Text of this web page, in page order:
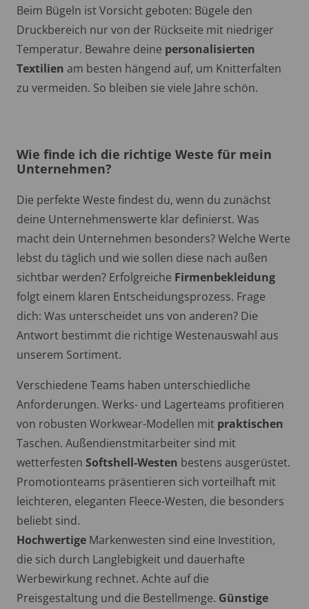
Beim Bügeln ist Vorsicht geboten: Bügele den
Druckbereich nur von der Rückseite mit niedriger
Temperatur. Bewahre deine personalisierten
Textilien am besten hängend auf, um Knitterfalten
zu vermeiden. So bleiben sie viele Jahre schön.
Wie finde ich die richtige Weste für mein
Unternehmen?
Die perfekte Weste findest du, wenn du zunächst
deine Unternehmenswerte klar definierst. Was
macht dein Unternehmen besonders? Welche Werte
lebst du täglich und wie sollen diese nach außen
sichtbar werden? Erfolgreiche Firmenbekleidung
folgt einem klaren Entscheidungsprozess. Frage
dich: Was unterscheidet uns von anderen? Die
Antwort bestimmt die richtige Westenauswahl aus
unserem Sortiment.
Verschiedene Teams haben unterschiedliche
Anforderungen. Werks- und Lagerteams profitieren
von robusten Workwear-Modellen mit praktischen
Taschen. Außendienstmitarbeiter sind mit
wetterfesten Softshell-Westen bestens ausgerüstet.
Promotionteams präsentieren sich vorteilhaft mit
leichteren, eleganten Fleece-Westen, die besonders
beliebt sind.
Hochwertige Markenwesten sind eine Investition,
die sich durch Langlebigkeit und dauerhafte
Werbewirkung rechnet. Achte auf die
Preisgestaltung und die Bestellmenge. Günstige